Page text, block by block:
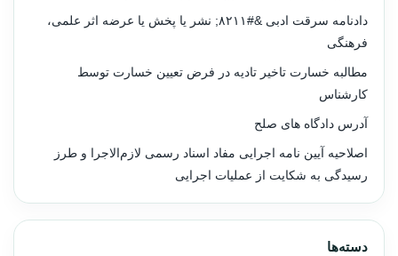
دادنامه سرقت ادبی &#۸۲۱۱; نشر یا پخش یا عرضه اثر علمی،
فرهنگی
مطالبه خسارت تاخیر تادیه در فرض تعیین خسارت توسط
کارشناس
آدرس دادگاه های صلح
اصلاحیه آیین نامه اجرایی مفاد اسناد رسمی لازم‌الاجرا و طرز
رسیدگی به شکایت از عملیات اجرایی
دسته‌ها